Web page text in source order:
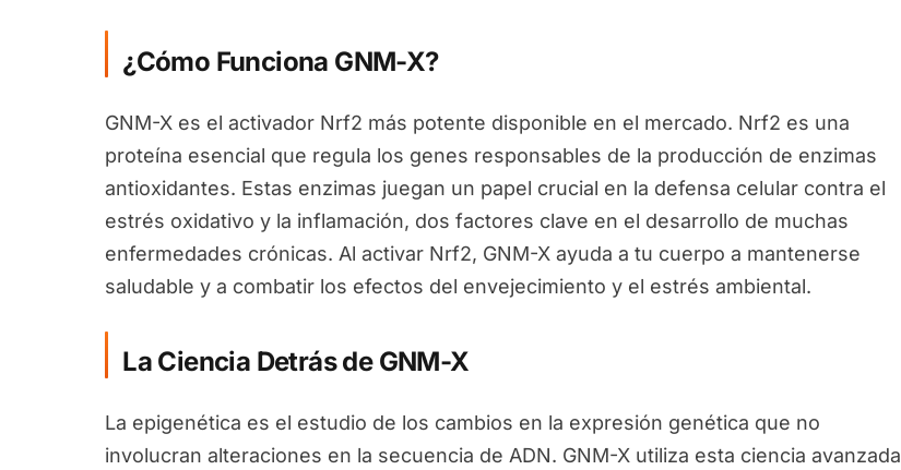
¿Cómo Funciona GNM-X?
GNM-X es el activador Nrf2 más potente disponible en el mercado. Nrf2 es una
proteína esencial que regula los genes responsables de la producción de enzimas
antioxidantes. Estas enzimas juegan un papel crucial en la defensa celular contra el
estrés oxidativo y la inflamación, dos factores clave en el desarrollo de muchas
enfermedades crónicas. Al activar Nrf2, GNM-X ayuda a tu cuerpo a mantenerse
saludable y a combatir los efectos del envejecimiento y el estrés ambiental.
La Ciencia Detrás de GNM-X
La epigenética es el estudio de los cambios en la expresión genética que no
involucran alteraciones en la secuencia de ADN. GNM-X utiliza esta ciencia avanzada